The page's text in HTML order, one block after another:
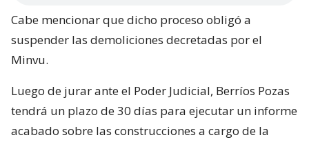
Cabe mencionar que dicho proceso obligó a
suspender las demoliciones decretadas por el
Minvu.
Luego de jurar ante el Poder Judicial, Berríos Pozas
tendrá un plazo de 30 días para ejecutar un informe
acabado sobre las construcciones a cargo de la